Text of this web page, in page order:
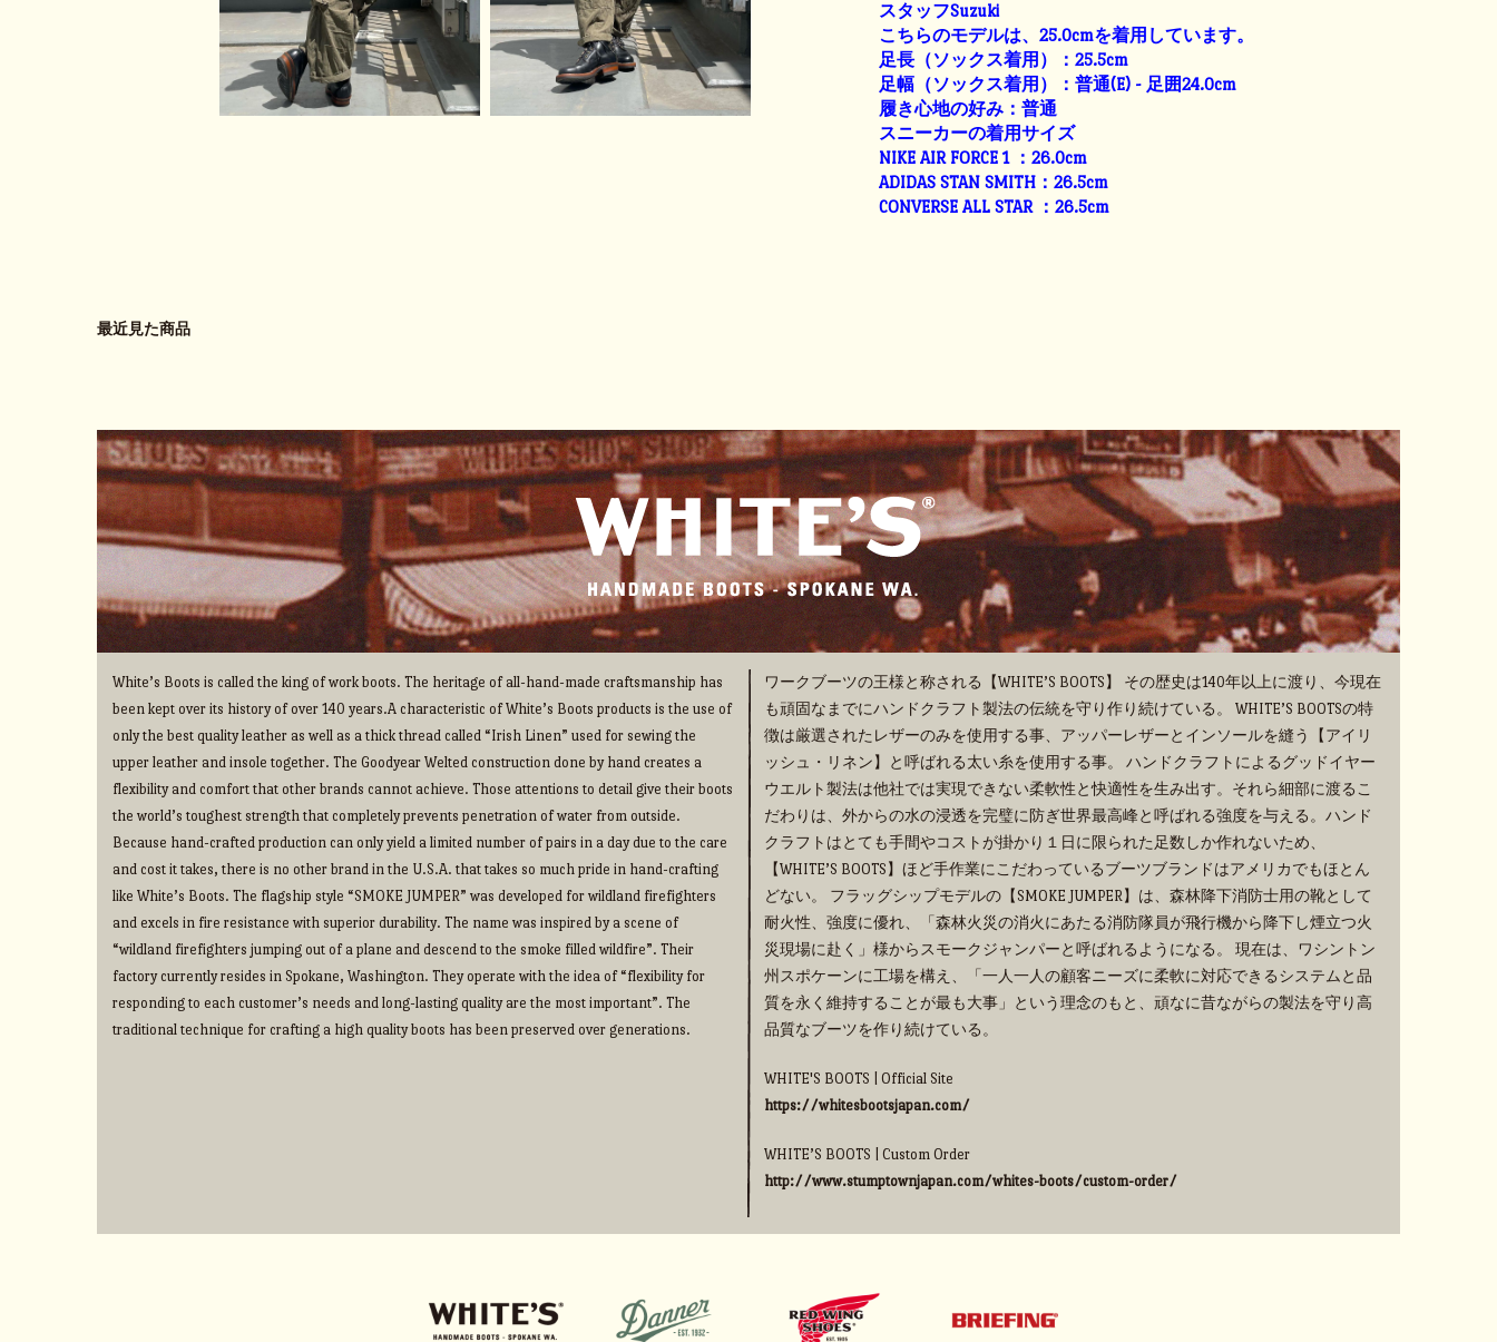
スタッフSuzuki
こちらのモデルは、25.0cmを着用しています。
足長（ソックス着用）：25.5cm
足幅（ソックス着用）：普通(E) - 足囲24.0cm
履き心地の好み：普通
スニーカーの着用サイズ
NIKE AIR FORCE 1 ：26.0cm
ADIDAS STAN SMITH：26.5cm
CONVERSE ALL STAR ：26.5cm
最近見た商品
White’s Boots is called the king of work boots. The heritage of all-hand-made craftsmanship has
been kept over its history of over 140 years.A characteristic of White’s Boots products is the use of
only the best quality leather as well as a thick thread called “Irish Linen” used for sewing the
upper leather and insole together. The Goodyear Welted construction done by hand creates a
flexibility and comfort that other brands cannot achieve. Those attentions to detail give their boots
the world’s toughest strength that completely prevents penetration of water from outside.
Because hand-crafted production can only yield a limited number of pairs in a day due to the care
and cost it takes, there is no other brand in the U.S.A. that takes so much pride in hand-crafting
like White’s Boots. The flagship style “SMOKE JUMPER” was developed for wildland firefighters
and excels in fire resistance with superior durability. The name was inspired by a scene of
“wildland firefighters jumping out of a plane and descend to the smoke filled wildfire”. Their
factory currently resides in Spokane, Washington. They operate with the idea of “flexibility for
responding to each customer’s needs and long-lasting quality are the most important”. The
traditional technique for crafting a high quality boots has been preserved over generations.
ワークブーツの王様と称される【WHITE’S BOOTS】 その歴史は140年以上に渡り、今現在
も頑固なまでにハンドクラフト製法の伝統を守り作り続けている。 WHITE’S BOOTSの特
徴は厳選されたレザーのみを使用する事、アッパーレザーとインソールを縫う【アイリ
ッシュ・リネン】と呼ばれる太い糸を使用する事。 ハンドクラフトによるグッドイヤー
ウエルト製法は他社では実現できない柔軟性と快適性を生み出す。それら細部に渡るこ
だわりは、外からの水の浸透を完璧に防ぎ世界最高峰と呼ばれる強度を与える。ハンド
クラフトはとても手間やコストが掛かり１日に限られた足数しか作れないため、
【WHITE’S BOOTS】ほど手作業にこだわっているブーツブランドはアメリカでもほとん
どない。 フラッグシップモデルの【SMOKE JUMPER】は、森林降下消防士用の靴として
耐火性、強度に優れ、「森林火災の消火にあたる消防隊員が飛行機から降下し煙立つ火
災現場に赴く」様からスモークジャンパーと呼ばれるようになる。 現在は、ワシントン
州スポケーンに工場を構え、「一人一人の顧客ニーズに柔軟に対応できるシステムと品
質を永く維持することが最も大事」という理念のもと、頑なに昔ながらの製法を守り高
品質なブーツを作り続けている。
WHITE'S BOOTS | Official Site
https://whitesbootsjapan.com/
WHITE’S BOOTS | Custom Order
http://www.stumptownjapan.com/whites-boots/custom-order/